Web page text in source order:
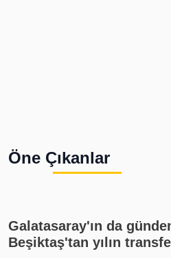
Öne Çıkanlar
Galatasaray'ın da
Beşiktaş'tan yılın